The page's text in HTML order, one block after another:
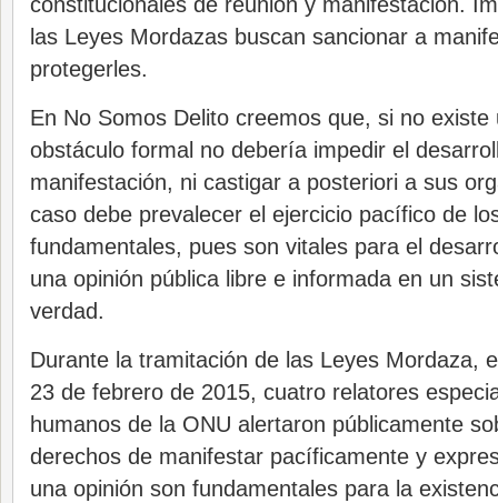
las Leyes Mordazas buscan sancionar a
protegerles.
En No Somos Delito creemos que, si no
obstáculo formal no debería impedir el
manifestación, ni castigar a posteriori a sus
caso debe prevalecer el ejercicio pacífico de
fundamentales, pues son vitales para el
una opinión pública libre e informada en un
verdad.
Durante la tramitación de las Leyes Mordaza,
23 de febrero de 2015, cuatro relatores
humanos de la ONU alertaron públicamente
derechos de manifestar pacíficamente y
una opinión son fundamentales para la